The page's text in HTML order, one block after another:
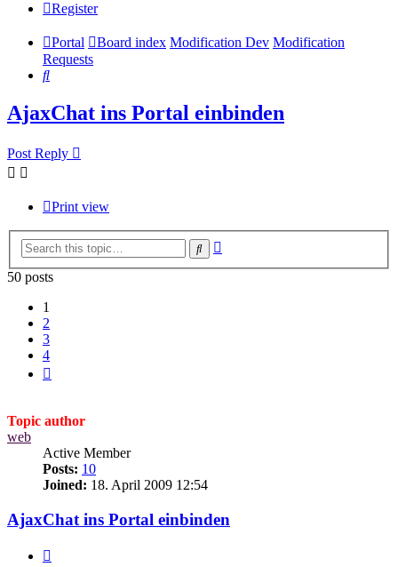
Register
Portal Board index Modification Dev Modification
Requests
Search
AjaxChat ins Portal einbinden
Post Reply
Print view
Search
50 posts
1
2
3
4
Topic author
web
Active Member
Posts: 10
Joined: 18. April 2009 12:54
AjaxChat ins Portal einbinden